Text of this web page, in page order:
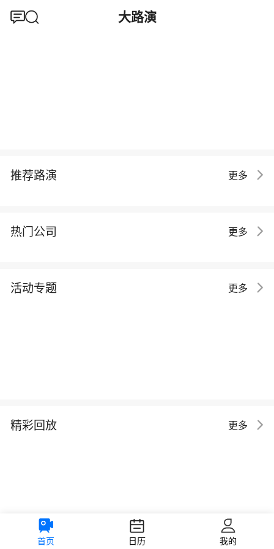
大路演
推荐路演 更多
热门公司 更多
活动专题 更多
精彩回放 更多
首页 日历 我的